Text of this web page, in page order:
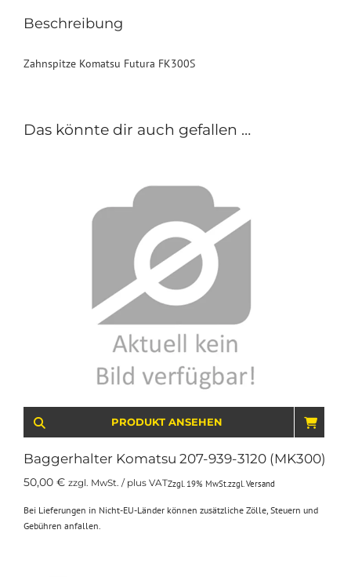
Beschreibung
Zahnspitze Komatsu Futura FK300S
Das könnte dir auch gefallen …
PRODUKT ANSEHEN
Baggerhalter Komatsu 207-939-3120 (MK300)
50,00 € zzgl. MwSt. / plus VATZzgl. 19% MwSt.zzgl.Versand
Bei Lieferungen in Nicht-EU-Länder können zusätzliche Zölle, Steuern und
Gebühren anfallen.